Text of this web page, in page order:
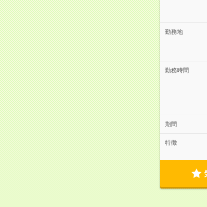
勤務地
勤務時間
期間
特徴